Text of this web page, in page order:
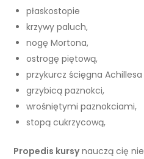
płaskostopie
krzywy paluch,
nogę Mortona,
ostrogę piętową,
przykurcz ścięgna Achillesa
grzybicą paznokci,
wrośniętymi paznokciami,
stopą cukrzycową,
Propedis kursynauczą cię